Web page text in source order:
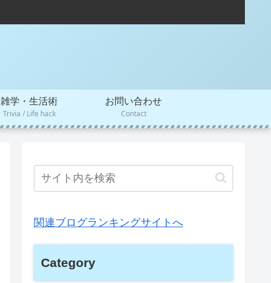
雑学・生活術
Trivia / Life hack
お問い合わせ
Contact
関連ブログランキングサイトへ
Category